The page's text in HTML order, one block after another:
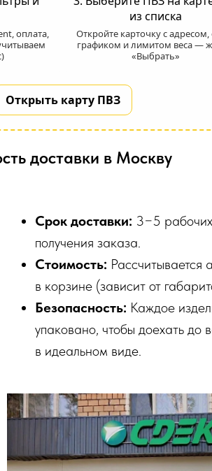
оплата,
из списка
Откройте карточку с адресом,
графиком и лимитом веса —
«Выбрать»
Открыть карту ПВЗ
доставки в Москву
Срок доставки: 3−5
получения заказа.
Стоимость: Рассчитывается
в корзине (зависит от
Безопасность: Каждое
упаковано, чтобы доехать до
в идеальном виде.